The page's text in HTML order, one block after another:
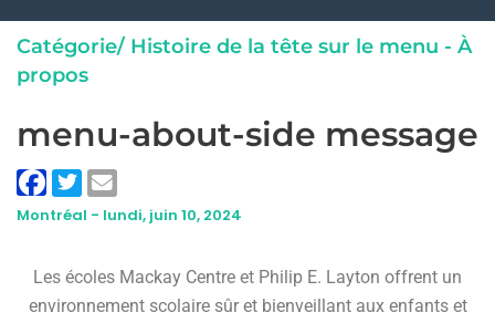
Catégorie/ Histoire de la tête sur le menu - À
propos
menu-about-side message
Montréal - lundi, juin 10, 2024
Les écoles Mackay Centre et Philip E. Layton offrent un
environnement scolaire sûr et bienveillant aux enfants et